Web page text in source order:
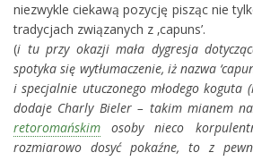
niezwykle ciekawą pozycję pisząc nie
tradycjach związanych z ‚capuns’.
(i tu przy okazji mała dygresja
spotyka się wytłumaczenie, iż nazwa
i specjalnie utuczonego młodego koguta
dodaje Charly Bieler – takim mianem
retoromańskim osoby nieco
rozmiarowo dosyć pokaźne, to z